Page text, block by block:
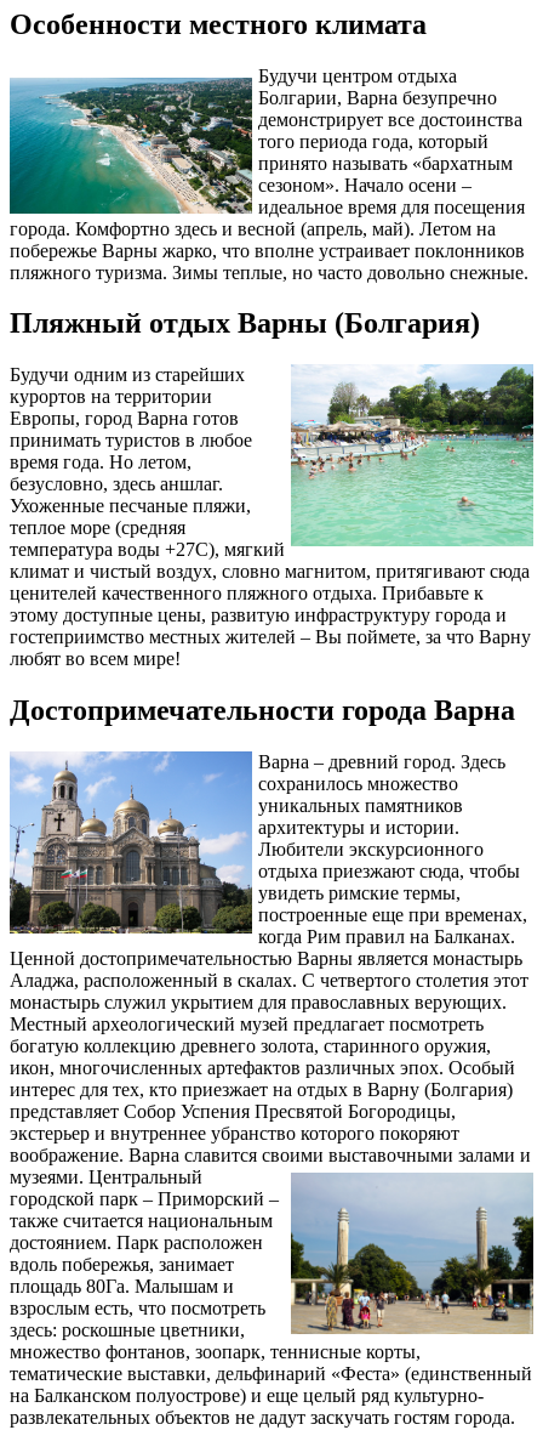
Особенности местного климата
Будучи центром отдыха
Болгарии, Варна безупречно
демонстрирует все достоинства
того периода года, который
принято называть «бархатным
сезоном». Начало осени –
идеальное время для посещения
города. Комфортно здесь и весной (апрель, май). Летом на
побережье Варны жарко, что вполне устраивает поклонников
пляжного туризма. Зимы теплые, но часто довольно снежные.
Пляжный отдых Варны (Болгария)
Будучи одним из старейших
курортов на территории
Европы, город Варна готов
принимать туристов в любое
время года. Но летом,
безусловно, здесь аншлаг.
Ухоженные песчаные пляжи,
теплое море (средняя
температура воды +27С), мягкий
климат и чистый воздух, словно магнитом, притягивают сюда
ценителей качественного пляжного отдыха. Прибавьте к
этому доступные цены, развитую инфраструктуру города и
гостеприимство местных жителей – Вы поймете, за что Варну
любят во всем мире!
Достопримечательности города Варна
Варна – древний город. Здесь
сохранилось множество
уникальных памятников
архитектуры и истории.
Любители экскурсионного
отдыха приезжают сюда, чтобы
увидеть римские термы,
построенные еще при временах,
когда Рим правил на Балканах.
Ценной достопримечательностью Варны является монастырь
Аладжа, расположенный в скалах. С четвертого столетия этот
монастырь служил укрытием для православных верующих.
Местный археологический музей предлагает посмотреть
богатую коллекцию древнего золота, старинного оружия,
икон, многочисленных артефактов различных эпох. Особый
интерес для тех, кто приезжает на отдых в Варну (Болгария)
представляет Собор Успения Пресвятой Богородицы,
экстерьер и внутреннее убранство которого покоряют
воображение. Варна славится своими выставочными залами и
музеями. Центральный
городской парк – Приморский –
также считается национальным
достоянием. Парк расположен
вдоль побережья, занимает
площадь 80Га. Малышам и
взрослым есть, что посмотреть
здесь: роскошные цветники,
множество фонтанов, зоопарк, теннисные корты,
тематические выставки, дельфинарий «Феста» (единственный
на Балканском полуострове) и еще целый ряд культурно-
развлекательных объектов не дадут заскучать гостям города.